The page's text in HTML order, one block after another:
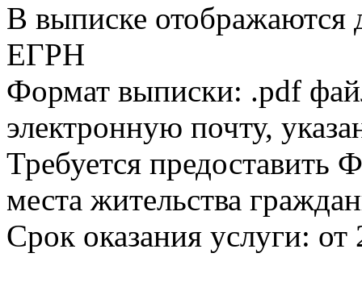
В выписке
ЕГРН
Формат выписки: .pdf
электронную почту,
Требуется
места жительства
Срок оказания услуги: от